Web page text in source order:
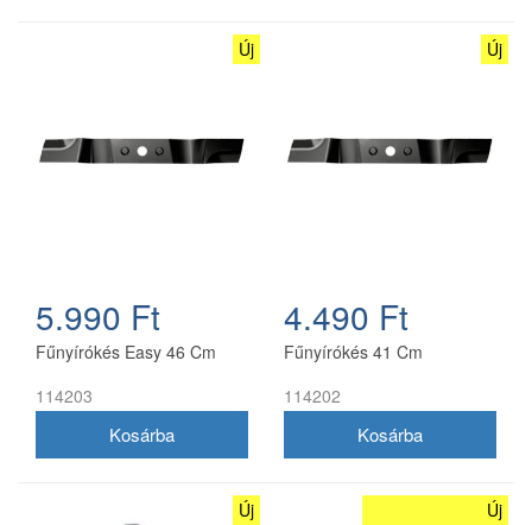
Új
5.990 Ft
Fűnyírókés Easy 46 Cm
114203
Új
4.490 Ft
Fűnyírókés 41 Cm
114202
Új
Új